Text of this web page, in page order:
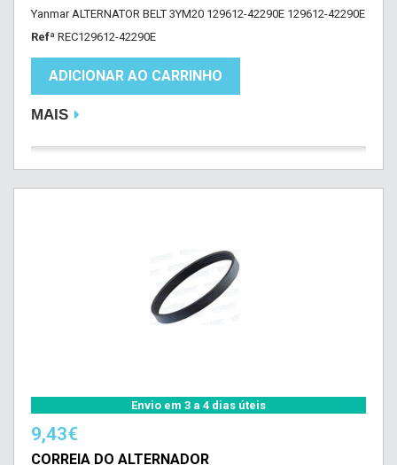
Yanmar ALTERNATOR BELT 3YM20 129612-42290E 129612-42290E
Refª REC129612-42290E
ADICIONAR AO CARRINHO
MAIS
Envio em 3 a 4 dias úteis
9,43€
CORREIA DO ALTERNADOR